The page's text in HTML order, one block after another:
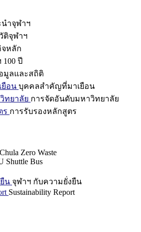
ำจุฬาฯ
ติจุฬาฯ
หลัก
100 ปี
มูลและสถิติ
อน บุคคลสำคัญที่มาเยือน
ทยาลัย การจัดอันดับมหาวิทยาลัย
ร การรับรองหลักสูตร
Chula Zero Waste
Shuttle Bus
น จุฬาฯ กับความยั่งยืน
Sustainability Report